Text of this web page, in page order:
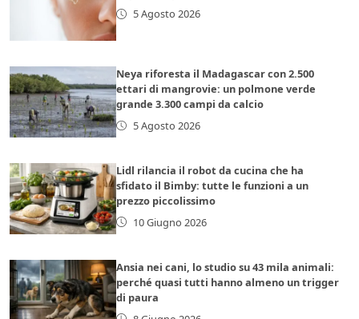
5 Agosto 2026
Neya riforesta il Madagascar con 2.500
ettari di mangrovie: un polmone verde
grande 3.300 campi da calcio
5 Agosto 2026
Lidl rilancia il robot da cucina che ha
sfidato il Bimby: tutte le funzioni a un
prezzo piccolissimo
10 Giugno 2026
Ansia nei cani, lo studio su 43 mila animali:
perché quasi tutti hanno almeno un trigger
di paura